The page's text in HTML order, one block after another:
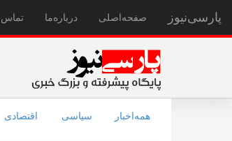
پارسی‌نیوز صفحه‌اصلی درباره‌ما
همه‌اخبار سیاسی اقتصادی